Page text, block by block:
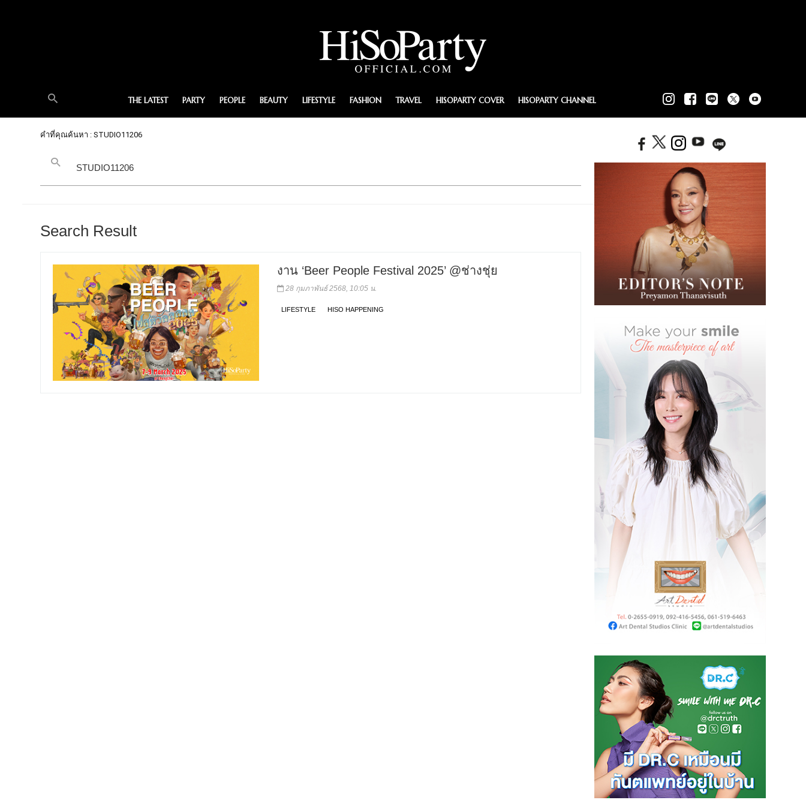
THE LATEST PARTY PEOPLE BEAUTY LIFESTYLE FASHION TRAVEL HISOPARTY COVER HISOPARTY CHANNEL
คำที่คุณค้นหา : STUDIO11206
Search Result
งาน ‘Beer People Festival 2025’ @ช่างชุ่ย
28 กุมภาพันธ์ 2568, 10:05 น.
LIFESTYLE HISO HAPPENING